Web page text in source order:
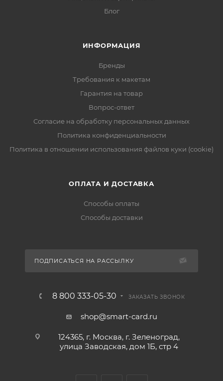
Блог
ИНФОРМАЦИЯ
Бренды
Требования к макетам
Гарантия на товар
Вопрос-ответ
Согласие на обработку персональных данных
Политика конфиденциальности
Политика в отношении использования файлов куки (cookie)
ОПЛАТА И ДОСТАВКА
Способы оплаты
Способы доставки
ПОДПИСАТЬСЯ НА РАССЫЛКУ
8 800 333-05-30 ЗАКАЗАТЬ ЗВОНОК
shop@smart-card.ru
124365, г. Москва, г. Зеленоград,
улица Заводская, дом 1Б, стр 4